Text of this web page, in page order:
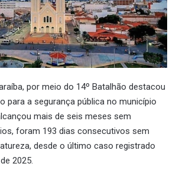
por meio do 14º Batalhão destacou
para a segurança pública no município
mais de seis meses sem
foram 193 dias consecutivos sem
desde o último caso registrado
2025.